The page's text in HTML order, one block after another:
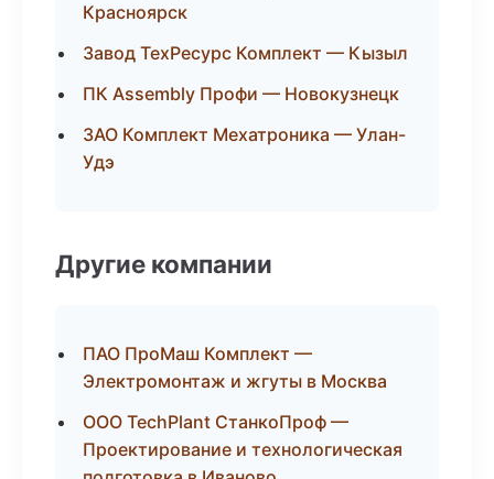
Красноярск
Завод ТехРесурс Комплект — Кызыл
ПК Assembly Профи — Новокузнецк
ЗАО Комплект Мехатроника — Улан-
Удэ
Другие компании
ПАО ПроМаш Комплект —
Электромонтаж и жгуты в Москва
ООО TechPlant СтанкоПроф —
Проектирование и технологическая